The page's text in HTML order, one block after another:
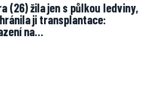
ji transplantace:
na…